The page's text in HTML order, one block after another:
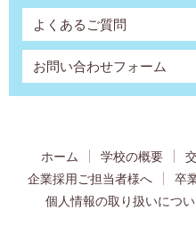
よくあるご質問
お問い合わせフォーム
ホーム 学校の概要
企業採用ご担当者様へ
卒
個人情報の取り扱いにつ